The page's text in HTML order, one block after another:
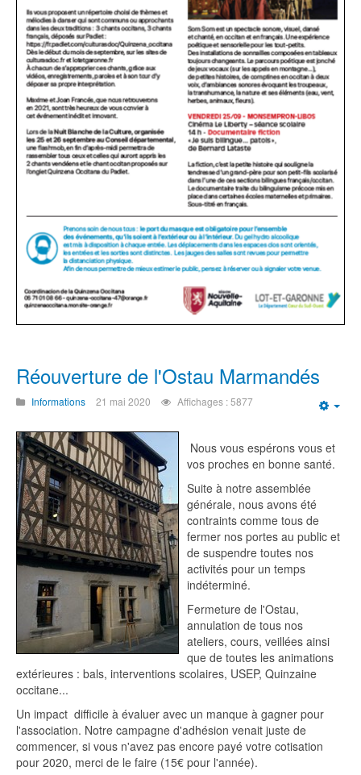
Réouverture de l'Ostau Marmandés
Informations 21 mai 2020 Affichages : 5877
Nous vous espérons vous et
vos proches en bonne santé.
Suite à notre assemblée
générale, nous avons été
contraints comme tous de
fermer nos portes au public et
de suspendre toutes nos
activités pour un temps
indéterminé.
Fermeture de l'Ostau,
annulation de tous nos
ateliers, cours, veillées ainsi
que de toutes les animations
extérieures : bals, interventions scolaires, USEP, Quinzaine
occitane...
Un impact difficile à évaluer avec un manque à gagner pour
l'association. Notre campagne d'adhésion venait juste de
commencer, si vous n'avez pas encore payé votre cotisation
pour 2020, merci de le faire (15€ pour l'année).